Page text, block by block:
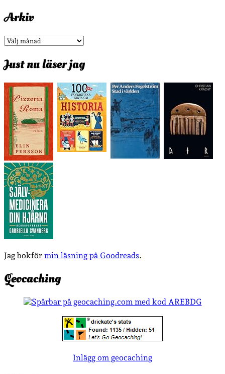
Arkiv
Arkiv
Just nu läser jag
Jag bokför min läsning på Goodreads.
Geocaching
Inlägg om geocaching